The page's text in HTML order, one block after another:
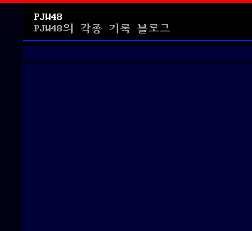
PJW48
PJW48의 각종 기록 블로그